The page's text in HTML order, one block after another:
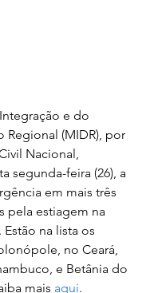
Regional (MIDR), por
Nacional,
segunda-feira (26), a
em mais três
pela estiagem na
na lista os
no Ceará,
e Betânia do
mais aqui.